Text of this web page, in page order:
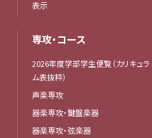
表示
専攻・コース
2026年度学部学生便覧（カリキュラ
ム表抜粋）
声楽専攻
器楽専攻・鍵盤楽器
器楽専攻・弦楽器